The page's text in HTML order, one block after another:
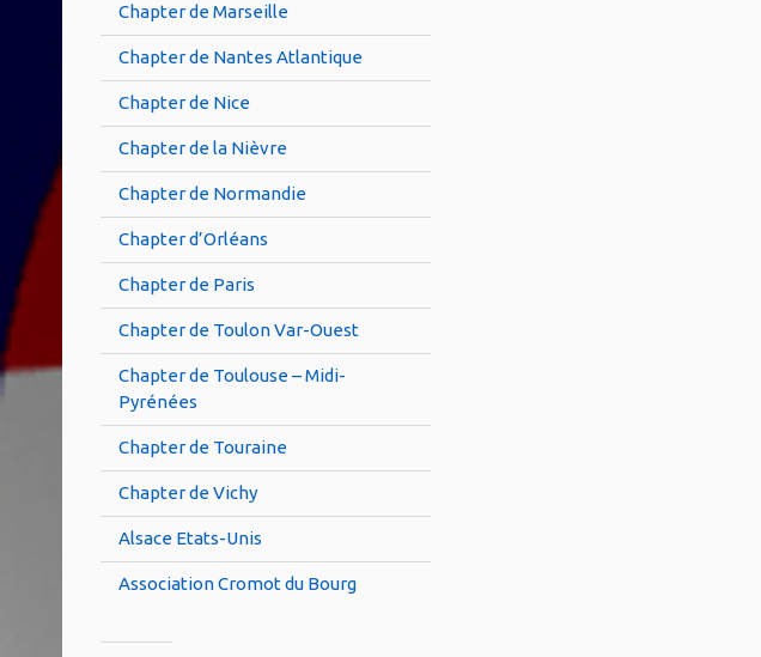
Chapter de Marseille
Chapter de Nantes Atlantique
Chapter de Nice
Chapter de la Nièvre
Chapter de Normandie
Chapter d’Orléans
Chapter de Paris
Chapter de Toulon Var-Ouest
Chapter de Toulouse – Midi-
Pyrénées
Chapter de Touraine
Chapter de Vichy
Alsace Etats-Unis
Association Cromot du Bourg